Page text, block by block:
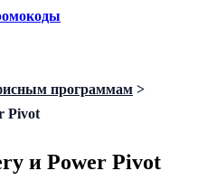
программам >
Pivot
и Power Pivot